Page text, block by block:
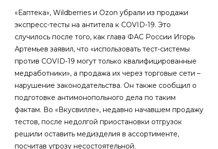
«Еаптека», Wildberries и Ozon убрали из продажи
экспресс-тесты на антитела к COVID-19. Это
случилось после того, как глава ФАС России Игорь
Артемьев заявил, что «использовать тест-системы
против COVID-19 могут только квалифицированные
медработники», а продажа их через торговые сети –
нарушение законодательства. Он также сообщил о
подготовке антимонопольного дела по таким
фактам. Во «Вкусвилле», недавно начавшем продажу
тестов, после недолгой приостановки отгрузок
решили оставить медизделия в ассортименте,
посчитав угрозу несостоятельной.